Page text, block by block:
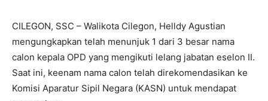
CILEGON, SSC – Walikota Cilegon, Helldy Agustian
mengungkapkan telah menunjuk 1 dari 3 besar nama
calon kepala OPD yang mengikuti lelang jabatan eselon II.
Saat ini, keenam nama calon telah direkomendasikan ke
Komisi Aparatur Sipil Negara (KASN) untuk mendapat